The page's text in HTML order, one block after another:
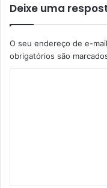
Etiquetas Agricultura e
Deixe uma
O seu endereço de e-
obrigatórios são